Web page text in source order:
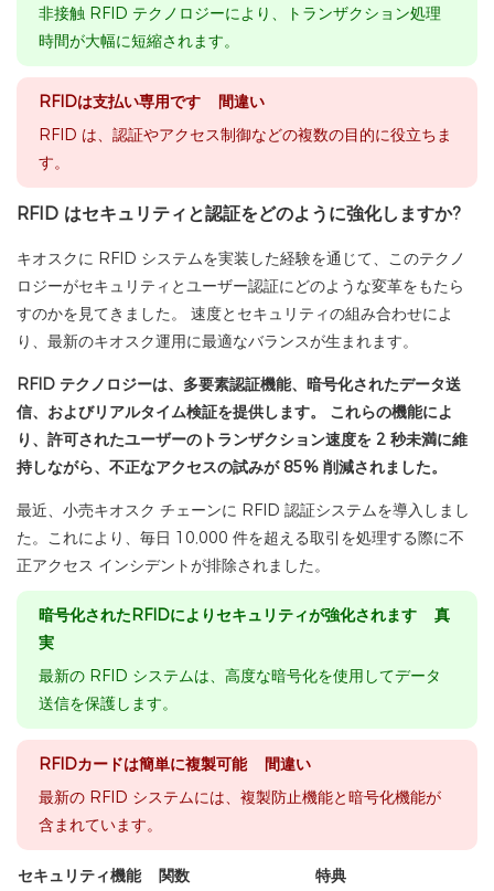
非接触 RFID テクノロジーにより、トランザクション処理
時間が大幅に短縮されます。
RFIDは支払い専用です 間違い
RFID は、認証やアクセス制御などの複数の目的に役立ちま
す。
RFID はセキュリティと認証をどのように強化しますか?
キオスクに RFID システムを実装した経験を通じて、このテクノ
ロジーがセキュリティとユーザー認証にどのような変革をもたら
すのかを見てきました。 速度とセキュリティの組み合わせによ
り、最新のキオスク運用に最適なバランスが生まれます。
RFID テクノロジーは、多要素認証機能、暗号化されたデータ送
信、およびリアルタイム検証を提供します。 これらの機能によ
り、許可されたユーザーのトランザクション速度を 2 秒未満に維
持しながら、不正なアクセスの試みが 85% 削減されました。
最近、小売キオスク チェーンに RFID 認証システムを導入しまし
た。これにより、毎日 10,000 件を超える取引を処理する際に不
正アクセス インシデントが排除されました。
暗号化されたRFIDによりセキュリティが強化されます 真
実
最新の RFID システムは、高度な暗号化を使用してデータ
送信を保護します。
RFIDカードは簡単に複製可能 間違い
最新の RFID システムには、複製防止機能と暗号化機能が
含まれています。
セキュリティ機能 関数
特典